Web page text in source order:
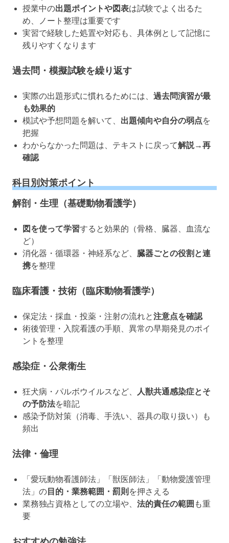
授業中の出題ポイントや図表は試験でよく出るた
め、ノート整理は重要です
実習で経験した処置や対応も、具体例として記憶に
残りやすくなります
過去問・模擬試験を繰り返す
実際の出題形式に慣れるためには、 過去問演習が最
も効果的
模試や予想問題を解いて、 出題傾向や自分の弱点を
把握
わからなかった問題は、テキストに戻って解説→再
確認
科目別対策ポイント
解剖・生理（基礎動物看護学）
図を使って学習すると効果的（骨格、臓器、血流な
ど）
消化器・循環器・神経系など、 臓器ごとの役割と連
携を整理
臨床看護・技術（臨床動物看護学）
保定法・採血・投薬・注射の流れと注意点を確認
術後管理・入院看護の手順、異常の早期発見のポイ
ントを整理
感染症・公衆衛生
狂犬病・パルボウイルスなど、
人獣共通感染症とそ
の予防法を暗記
感染予防対策（消毒、手洗い、器具の取り扱い）も
頻出
法律・倫理
「愛玩動物看護師法」「獣医師法」「動物愛護管理
法」の 目的・業務範囲・罰則 を押さえる
業務独占資格としての立場や、 法的責任の範囲 も重
要